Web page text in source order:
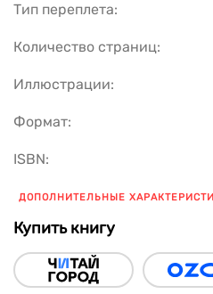
Тип переплета:
Количество страниц:
Иллюстрации:
Формат:
ISBN:
ДОПОЛНИТЕЛЬНЫЕ
Купить книгу